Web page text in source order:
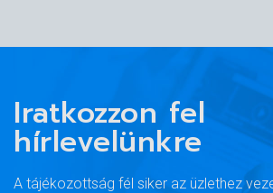
Iratkozzon fel
hírlevelünkre
A tájékozottság fél siker az üzlethez